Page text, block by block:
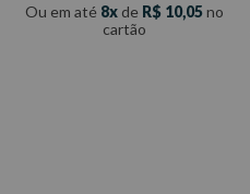
Ou em até 8 de R$ 10,05no
cartão